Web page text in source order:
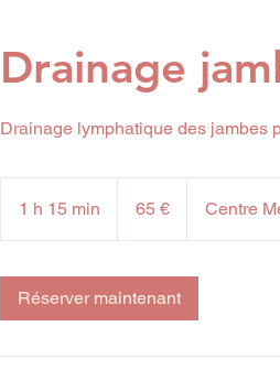
Drainage
Drainage lymphatique des jambes
1 h 15 min
1
65 € Centre
Réserver maintenant